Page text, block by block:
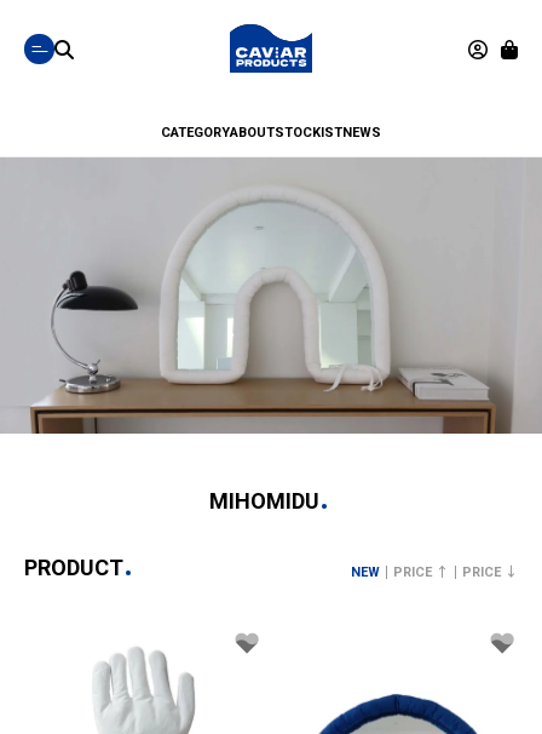
CATEGORYABOUTSTOCKISTNEWS
MIHOMIDU
PRODUCT NEW PRICE ↑ PRICE ↓